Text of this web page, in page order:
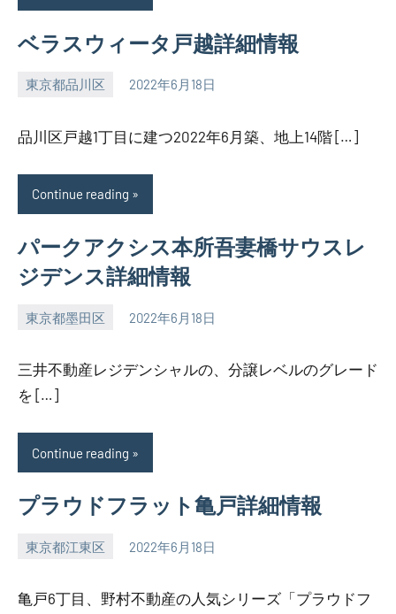
ベラスウィータ戸越詳細情報
東京都品川区 2022年6月18日
SEZIMO
品川区戸越1丁目に建つ2022年6月築、地上14階 […]
Continue reading
パークアクシス本所吾妻橋サウスレ
ジデンス詳細情報
東京都墨田区 2022年6月18日
SEZIMO
三井不動産レジデンシャルの、分譲レベルのグレード
を […]
Continue reading
プラウドフラット亀戸詳細情報
東京都江東区 2022年6月18日
SEZIMO
亀戸6丁目、野村不動産の人気シリーズ「プラウドフ